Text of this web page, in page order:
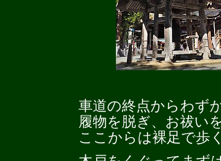
車道の終点からわず
履物を脱ぎ、お祓い
ここからは裸足で歩